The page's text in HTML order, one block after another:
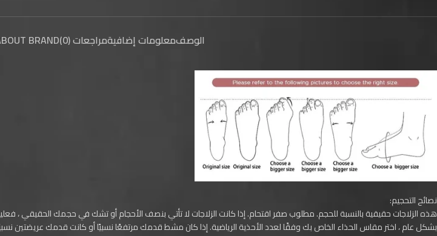
الوصفمعلومات إضافيةمراجعات (0) BRAND
نصائح التحجيم:
هذه الزلاجات حقيقية بالنسبة للحجم. مطلوب صفر اقتحام. إذا كانت الزلاجات لا تأتي بنصف الأحجام أو تشك في حجمك الحقيقي ،
بشكل عام ، اختر مقاس الحذاء الخاص بك وفقًا لعدد الأحذية الرياضية. إذا كان مشط قدمك مرتفعًا نسبيًا أو كانت قدمك عريضتين